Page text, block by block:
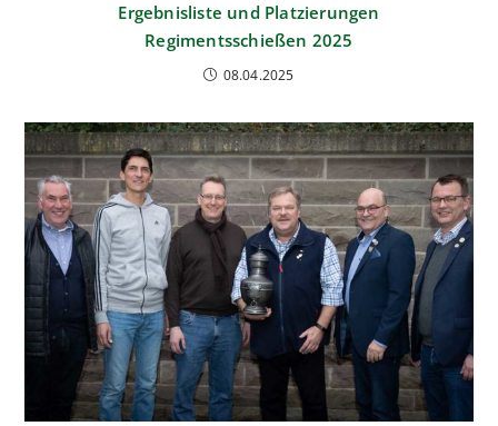
Ergebnisliste und Platzierungen
Regimentsschießen 2025
08.04.2025